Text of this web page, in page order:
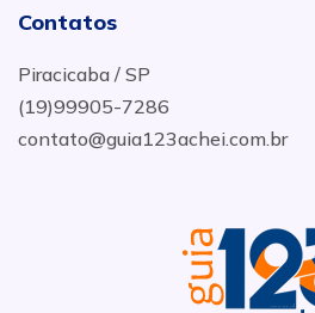
Contatos
Piracicaba / SP
(19)99905-7286
contato@guia123achei.com.br